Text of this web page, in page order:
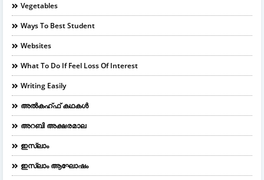
Vegetables
Ways To Best Student
Websites
What To Do If Feel Loss Of Interest
Writing Easily
അൽകഹ്ഫ് കഥകൾ
അറബി അക്ഷരമാല
ഇസ്ലാം
ഇസ്ലാം ആഘോഷം